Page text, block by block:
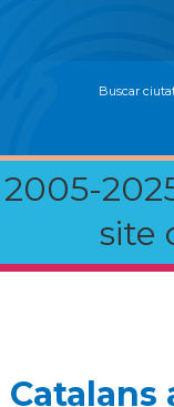
Buscar
2005-
site
Catalans